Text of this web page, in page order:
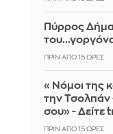
Πύρρος
ΠΡΙΝ ΑΠΌ 15 ΏΡΕΣ
«Νόμοι της
την Τσολπάν
σου» - Δείτε
ΠΡΙΝ ΑΠΌ 15 ΏΡΕΣ